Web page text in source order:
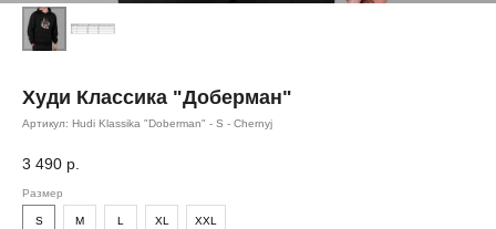
Худи Классика "Доберман"
Артикул: Hudi Klassika "Doberman" - S - Chernyj
3 490 р.
Размер
S M L XL XXL